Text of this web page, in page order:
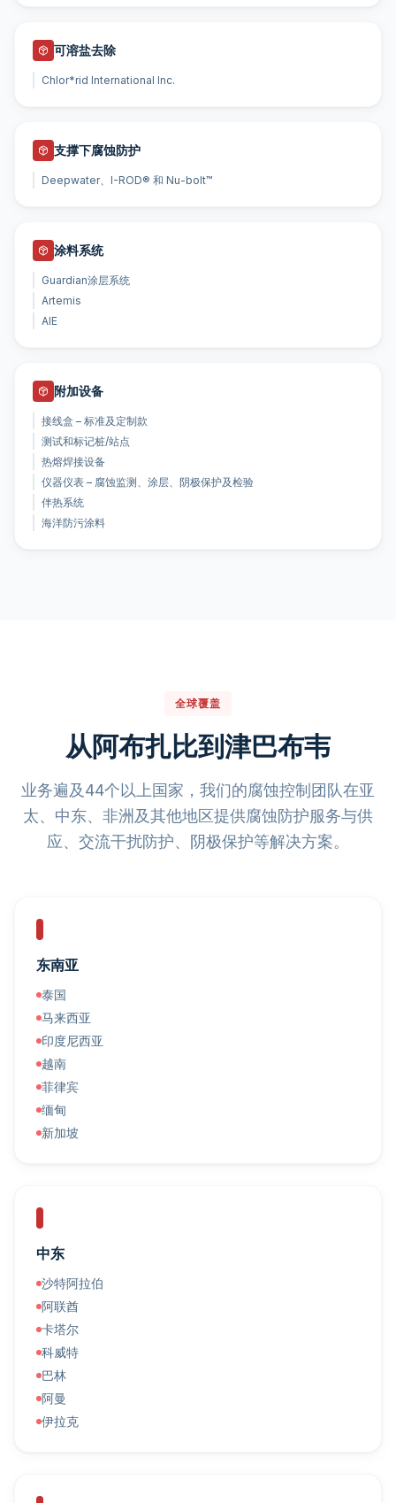
可溶盐去除
Chlor*rid International Inc.
支撑下腐蚀防护
Deepwater、I-ROD® 和 Nu-bolt™
涂料系统
Guardian涂层系统
Artemis
AIE
附加设备
接线盒 – 标准及定制款
测试和标记桩/站点
热熔焊接设备
仪器仪表 – 腐蚀监测、涂层、阴极保护及检验
伴热系统
海洋防污涂料
全球覆盖
从阿布扎比到津巴布韦
业务遍及44个以上国家，我们的腐蚀控制团队在亚
太、中东、非洲及其他地区提供腐蚀防护服务与供
应、交流干扰防护、阴极保护等解决方案。
东南亚
泰国
马来西亚
印度尼西亚
越南
菲律宾
缅甸
新加坡
中东
沙特阿拉伯
阿联酋
卡塔尔
科威特
巴林
阿曼
伊拉克